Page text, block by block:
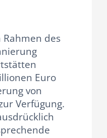
des
Euro
von
Verfügung.